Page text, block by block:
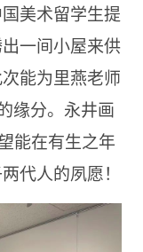
美术留学生提
一间小屋来供
能为里燕老师
缘分。永井画
能在有生之年
代人的夙愿！